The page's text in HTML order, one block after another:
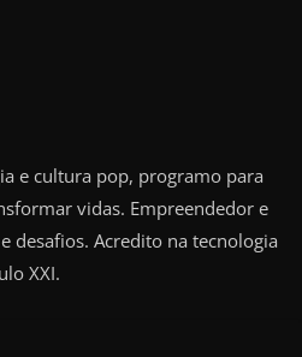
e cultura pop, programo para
vidas. Empreendedor e
desafios. Acredito na tecnologia
XXI.